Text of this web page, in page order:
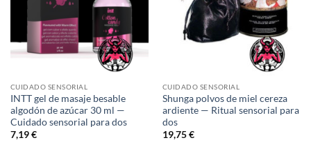
CUIDADO SENSORIAL
INTT gel de masaje besable
algodón de azúcar 30 ml —
Cuidado sensorial para dos
7,19€
CUIDADO SENSORIAL
Shunga polvos de miel cereza
ardiente — Ritual sensorial para
dos
19,75€